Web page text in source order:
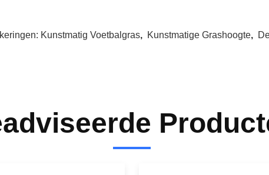
Kunstmatig Voetbalgras, Kunstmatige Grashoogte,